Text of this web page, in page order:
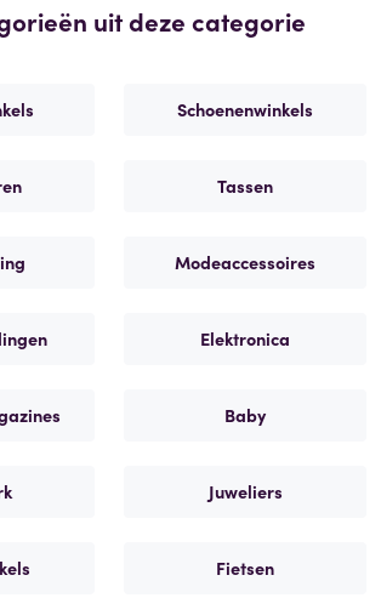
uit deze categorie
Schoenenwinkels
Tassen
Modeaccessoires
Elektronica
Baby
Juweliers
Fietsen